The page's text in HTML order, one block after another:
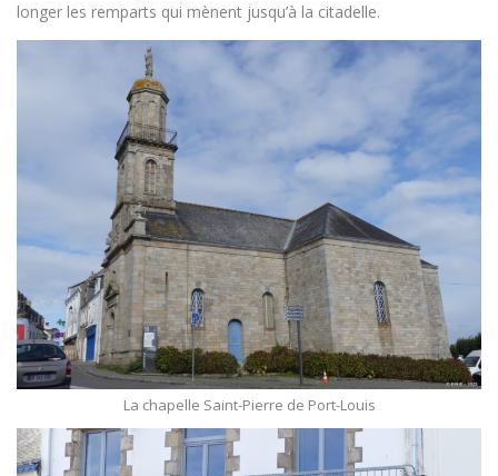
longer les remparts qui mènent jusqu’à la citadelle.
La chapelle Saint-Pierre de Port-Louis